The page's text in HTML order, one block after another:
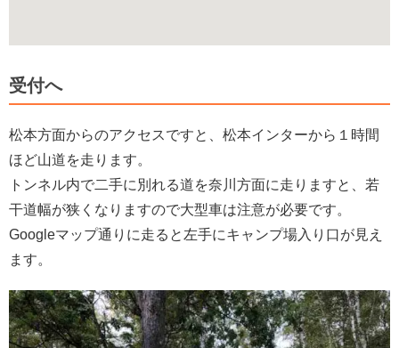
受付へ
松本方面からのアクセスですと、松本インターから１時間
ほど山道を走ります。
トンネル内で二手に別れる道を奈川方面に走りますと、若
干道幅が狭くなりますので大型車は注意が必要です。
Googleマップ通りに走ると左手にキャンプ場入り口が見え
ます。